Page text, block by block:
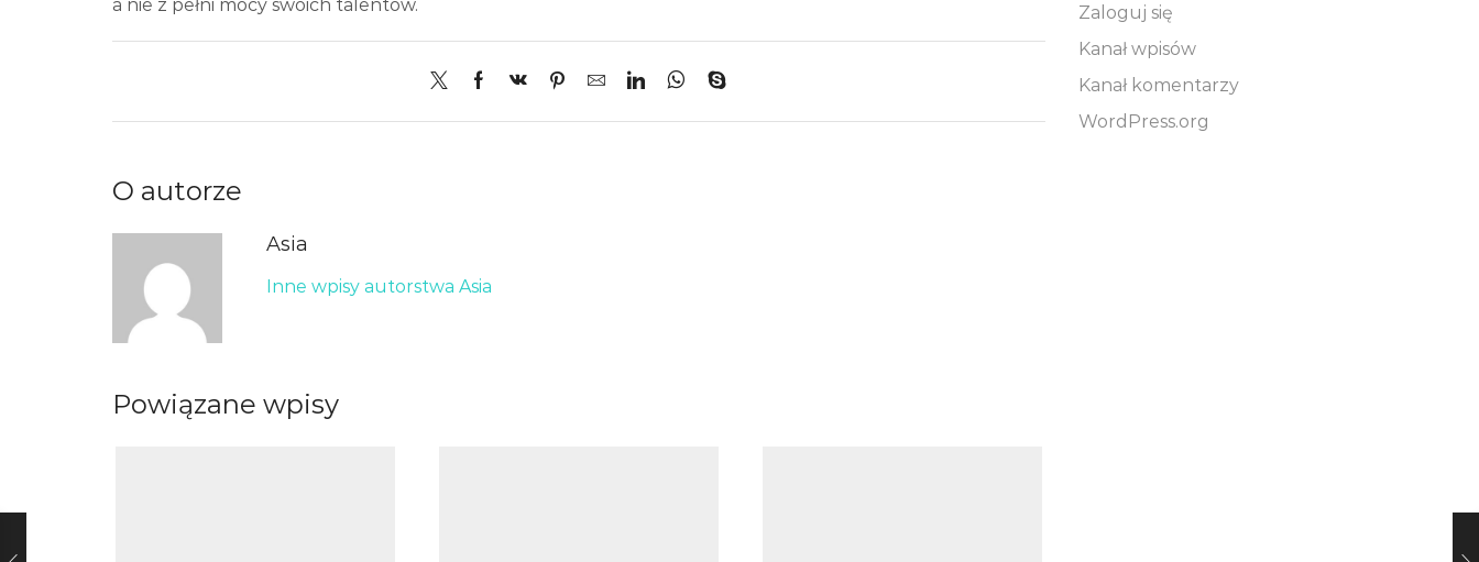
a nie z pełni mocy swoich talentów.
O autorze
Asia
Inne wpisy autorstwa Asia
Powiązane wpisy
Zaloguj się
Kanał wpisów
Kanał komentarzy
WordPress.org